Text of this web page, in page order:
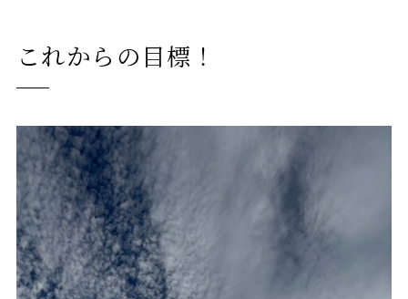
これからの目標！